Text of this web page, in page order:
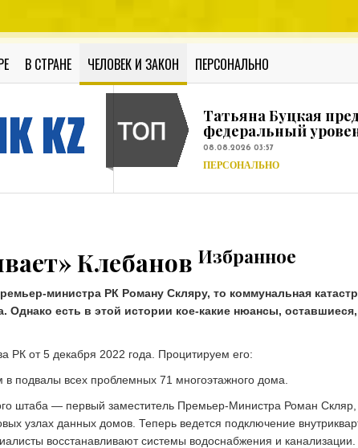
В СТРАНЕ ЧЕЛОВЕК И ЗАКОН ПЕРСОНАЛЬНО
Татьяна Буцкая
федеральный
ТАСС: Глазков
08.08.2026 03:23
В МИРЕ
Минобороны России:
Соскин усмотрел
ЧЕЛОВЕК И ЗАКОН
В США при
федеральный
Клебанов Избранное
министра РК Роману Скляру, то коммунальная
Однако есть в этой истории кое-какие нюансы, оставшиеся,
РК от 5 декабря 2022 года. Процитируем его:
подвалы всех проблемных 71 многоэтажного дома.
штаба — первый заместитель Премьер-Министра Роман
узлах данных домов. Теперь ведется подключение
восстанавливают системы водоснабжения и канализации.